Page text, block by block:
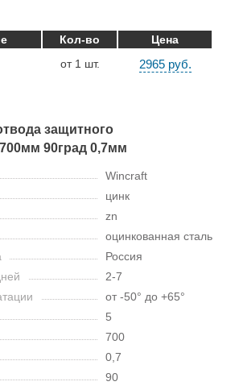
Кол-во
Цена
от 1 шт. 2965 руб.
защитного
90град 0,7мм
Wincraft
цинк
zn
оцинкованная сталь
Россия
2-7
от -50° до +65°
5
700
0,7
90